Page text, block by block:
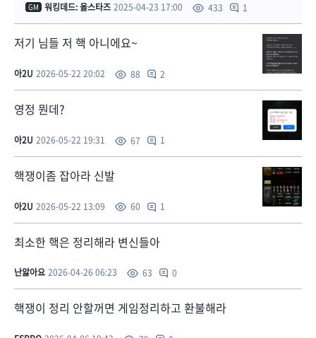
GM 워킹데드: 올스타즈 2025-04-23 17:00 433 1
저기 님들 저 핵 아니에요~
아2U 2026-05-22 20:02 88 2
영정 뭔데?
아2U 2026-05-22 19:31 67 1
핵쟁이좀 잡아라 신발
아2U 2026-05-22 13:09 60 1
최소한 핵은 정리해라 변신들아
난앓아요 2026-04-26 06:23 63 0
핵쟁이 정리 안할꺼면 게임정리하고 환불해라